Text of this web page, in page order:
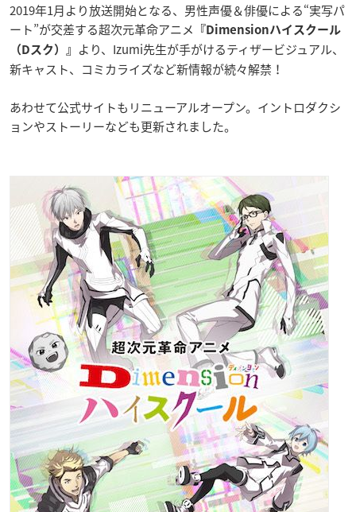
2019年1月より放送開始となる、男性声優＆俳優による“実写パ
ート”が交差する超次元革命アニメ
『Dimensionハイスクール
（Dスク）』
より、Izumi先生が手がけるティザービジュアル、
新キャスト、コミカライズなど新情報が続々解禁！
あわせて公式サイトもリニューアルオープン。イントロダクシ
ョンやストーリーなども更新されました。